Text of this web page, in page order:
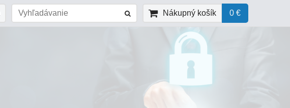
Nákupný košík 0 €